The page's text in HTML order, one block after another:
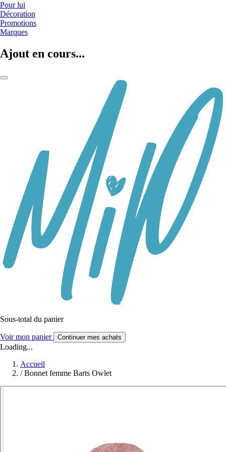
Pour lui
Décoration
Promotions
Marques
Ajout en cours...
Sous-total du panier
Voir mon panier Continuer mes achats
Loading...
Accueil
/ Bonnet femme Barts Owlet